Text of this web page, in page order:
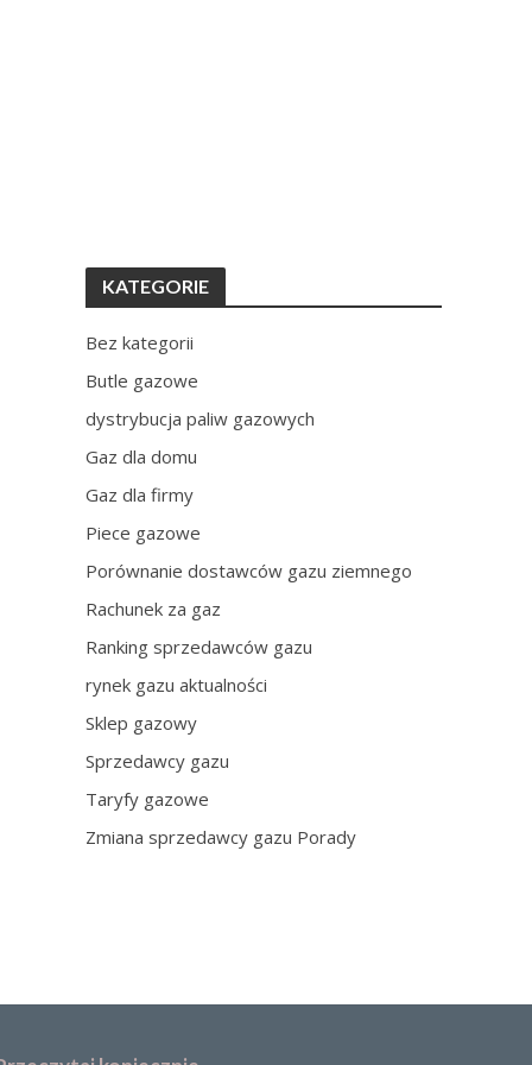
KATEGORIE
Bez kategorii
Butle gazowe
dystrybucja paliw gazowych
Gaz dla domu
Gaz dla firmy
Piece gazowe
Porównanie dostawców gazu ziemnego
Rachunek za gaz
Ranking sprzedawców gazu
rynek gazu aktualności
Sklep gazowy
Sprzedawcy gazu
Taryfy gazowe
Zmiana sprzedawcy gazu Porady